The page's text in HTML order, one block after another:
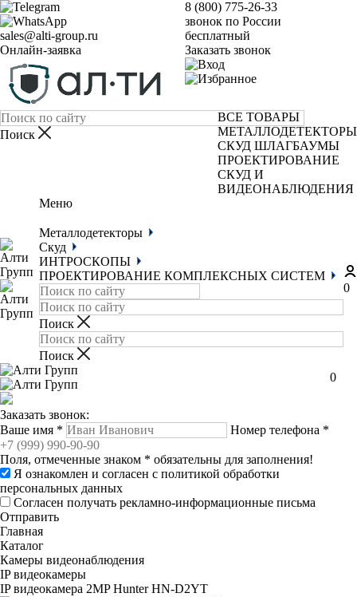
sales@alti-group.ru
Онлайн-заявка
8 (800) 775-26-33
звонок по России
бесплатный
Заказать звонок
ВСЕ ТОВАРЫ
МЕТАЛЛОДЕТЕКТОРЫ
СКУД ШЛАГБАУМЫ
ПРОЕКТИРОВАНИЕ
СКУД И
ВИДЕОНАБЛЮДЕНИЯ
Меню
Металлодетекторы
Скуд
ИНТРОСКОПЫ
ПРОЕКТИРОВАНИЕ КОМПЛЕКСНЫХ СИСТЕМ
0
0
Заказать звонок:
Ваше имя * Номер телефона *
Поля, отмеченные знаком * обязательны для заполнения!
Я ознакомлен и согласен с политикой обработки
персональных данных
Согласен получать рекламно-информационные письма
Отправить
Главная
Каталог
Камеры видеонаблюдения
IP видеокамеры
IP видеокамера 2MP Hunter HN-D2YT